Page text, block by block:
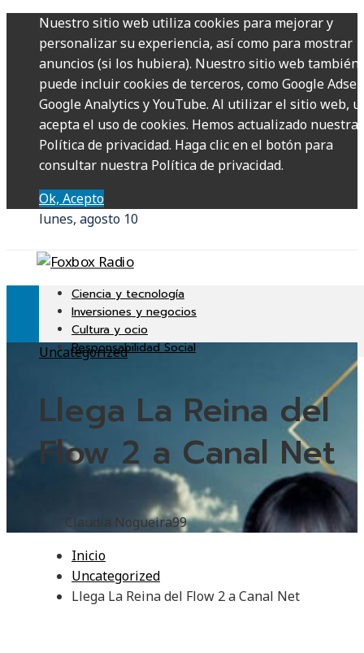
Nuestro sitio web utiliza cookies para mejorar y
personalizar su experiencia, así como para mostrar
anuncios (si los hubiera). Nuestro sitio web también
puede incluir cookies de terceros, como Google
Google Analytics y YouTube. Al utilizar el sitio web,
acepta el uso de cookies. Hemos actualizado nuestra
Política de privacidad. Haga clic en el botón para
consultar nuestra Política de privacidad.
Ok, Acepto
lunes, agosto 10
Ciencia y tecnología
Inversiones y negocios
Cultura y ocio
Responsabilidad Social
Uncategorized
Llega La Reina del
Flow 2 a Canal Net
Claudia Nogueira99
Inicio
Uncategorized
Llega La Reina del Flow 2 a Canal Net